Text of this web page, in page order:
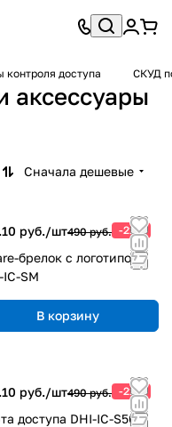
контроля доступа СКУД
аксессуары
Сначала дешевые
руб./шт490 руб. -21%
брелок с логотипом
IC-SM
В корзину
руб./шт490 руб. -21%
доступа DHI-IC-S50